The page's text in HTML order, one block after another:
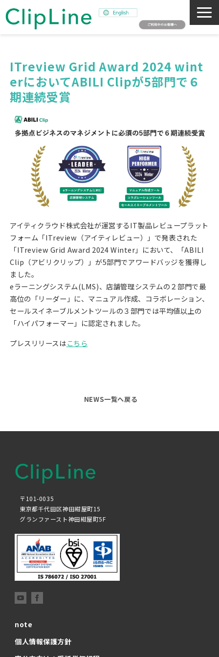
事業紹介
ミッション
採用情報
SNAPSHOT
ITreview Grid Award 2024 wint
erにおいてABILI Clipが5部門で６
期連続受賞
アイティクラウド株式会社が運営するIT製品レビュープラット
フォーム「ITreview（アイティレビュー）」で発表された
「ITreview Grid Award 2024 Winter」において、「ABILI
Clip（アビリクリップ）」が5部門でアワードバッジを獲得し
ました。
eラーニングシステム(LMS)、店舗管理システムの２部門で最
高位の「リーダー」に、マニュアル作成、コラボレーション、
セールスイネーブルメントツールの３部門では平均値以上の
「ハイパフォーマー」に認定されました。
プレスリリースはこちら
NEWS一覧へ戻る
〒101-0035
東京都千代田区神田紺屋町15
グランファースト神田紺屋町5F
note
個人情報保護方針